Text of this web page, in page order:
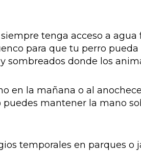
tenga acceso a
para que tu perro
sombreados donde los
en la mañana o al
mantener la mano
temporales en parques